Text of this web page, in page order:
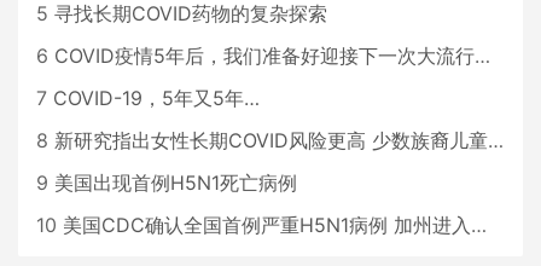
5 寻找长期COVID药物的复杂探索
6 COVID疫情5年后，我们准备好迎接下一次大流行了吗？
7 COVID-19，5年又5年…
8 新研究指出女性长期COVID风险更高 少数族裔儿童存在差异
9 美国出现首例H5N1死亡病例
10 美国CDC确认全国首例严重H5N1病例 加州进入紧急状态